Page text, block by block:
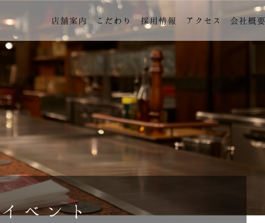
店舗案内 こだわり 採用情報 アクセス 会社概要
イベント